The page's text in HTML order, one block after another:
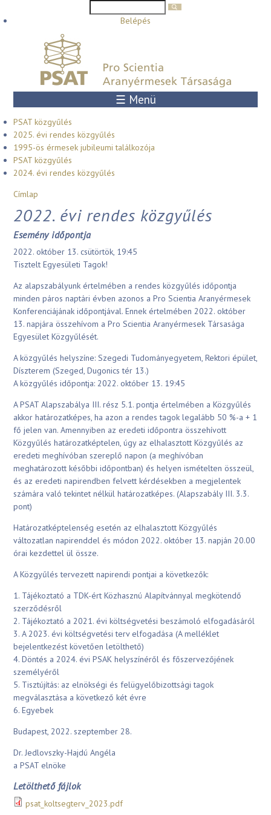
Ugrás a tartalomra
Belépés
☰ Menü
PSAT közgyűlés
2025. évi rendes közgyűlés
1995-ös érmesek jubileumi találkozója
PSAT közgyűlés
2024. évi rendes közgyűlés
Jelenlegi hely
Címlap
2022. évi rendes közgyűlés
Esemény időpontja
2022. október 13. csütörtök, 19:45
Tisztelt Egyesületi Tagok!
Az alapszabályunk értelmében a rendes közgyűlés időpontja
minden páros naptári évben azonos a Pro Scientia Aranyérmesek
Konferenciájának időpontjával. Ennek értelmében 2022. október
13. napjára összehívom a Pro Scientia Aranyérmesek Társasága
Egyesület Közgyűlését.
A közgyűlés helyszíne: Szegedi Tudományegyetem, Rektori épület,
Díszterem (Szeged, Dugonics tér 13.)
A közgyűlés időpontja: 2022. október 13. 19:45
A PSAT Alapszabálya III. rész 5.1. pontja értelmében a Közgyűlés
akkor határozatképes, ha azon a rendes tagok legalább 50 %-a + 1
fő jelen van. Amennyiben az eredeti időpontra összehívott
Közgyűlés határozatképtelen, úgy az elhalasztott Közgyűlés az
eredeti meghívóban szereplő napon (a meghívóban
meghatározott későbbi időpontban) és helyen ismételten összeül,
és az eredeti napirendben felvett kérdésekben a megjelentek
számára való tekintet nélkül határozatképes. (Alapszabály III. 3.3.
pont)
Határozatképtelenség esetén az elhalasztott Közgyűlés
változatlan napirenddel és módon 2022. október 13. napján 20.00
órai kezdettel ül össze.
A Közgyűlés tervezett napirendi pontjai a következők:
1. Tájékoztató a TDK-ért Közhasznú Alapítvánnyal megkötendő
szerződésről
2. Tájékoztató a 2021. évi költségvetési beszámoló elfogadásáról
3. A 2023. évi költségvetési terv elfogadása (A melléklet
bejelentkezést követően letölthető)
4. Döntés a 2024. évi PSAK helyszínéről és főszervezőjének
személyéről
5. Tisztújítás: az elnökségi és felügyelőbizottsági tagok
megválasztása a következő két évre
6. Egyebek
Budapest, 2022. szeptember 28.
Dr. Jedlovszky-Hajdú Angéla
a PSAT elnöke
Letölthető fájlok
psat_koltsegterv_2023.pdf